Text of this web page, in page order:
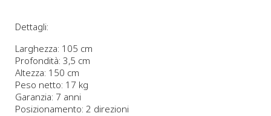
Dettagli:
Larghezza: 105 cm
Profondità: 3,5 cm
Altezza: 150 cm
Peso netto: 17 kg
Garanzia: 7 anni
Posizionamento: 2 direzioni